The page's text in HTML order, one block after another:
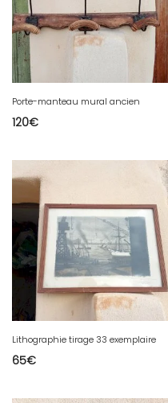
Porte-manteau mural ancien
120€
Lithographie tirage 33 exemplaire
65€